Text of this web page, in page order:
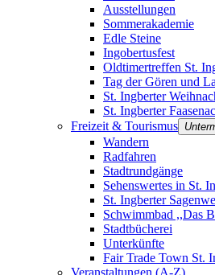
Ausstellungen
Sommerakademie
Edle Steine
Ingobertusfest
Oldtimertreffen St.
Tag der Gören und
St. Ingberter
St. Ingberter
Freizeit & Tourismus
Wandern
Radfahren
Stadtrundgänge
Sehenswertes in St.
St. Ingberter
Schwimmbad ,,Das
Stadtbücherei
Unterkünfte
Fair Trade Town St.
Veranstaltungen (A-Z)